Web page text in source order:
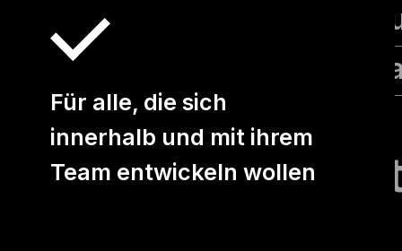
Unsere
Unser
Für alle, die sich
innerhalb und mit ihrem
Team entwickeln wollen